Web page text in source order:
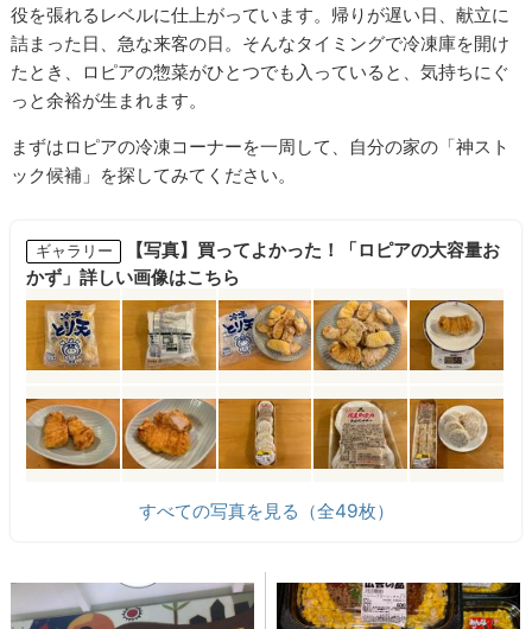
役を張れるレベルに仕上がっています。帰りが遅い日、献立に
詰まった日、急な来客の日。そんなタイミングで冷凍庫を開け
たとき、ロピアの惣菜がひとつでも入っていると、気持ちにぐ
っと余裕が生まれます。
まずはロピアの冷凍コーナーを一周して、自分の家の「神スト
ック候補」を探してみてください。
ギャラリー
【写真】買ってよかった！「ロピアの大容量お
かず」詳しい画像はこちら
すべての写真を見る（全49枚）